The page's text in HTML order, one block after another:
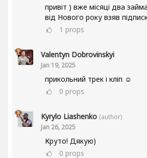
привіт ) вже місяці два
від Нового року взяв
1 props
Valentyn Dobrovinskyi
Jan 19, 2025
прикольний трек і кліп ☺
0 props
Kyrylo Liashenko (author)
Jan 26, 2025
Круто! Дякую)
0 props